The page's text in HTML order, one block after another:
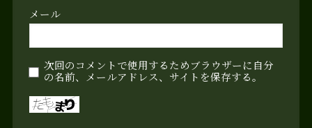
メール
次回のコメントで使用するためブラウザーに自分
の名前、メールアドレス、サイトを保存する。